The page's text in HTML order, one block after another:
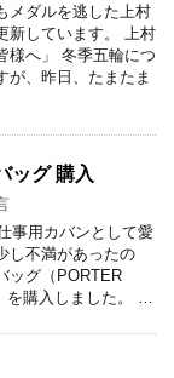
メダルを逃した上村
新しています。 上村
へ」 冬季五輪につ
が、昨日、たまたま
ッグ 購入
事用カバンとして愛
し不満があったの
ッグ（PORTER
を購入しました。 …